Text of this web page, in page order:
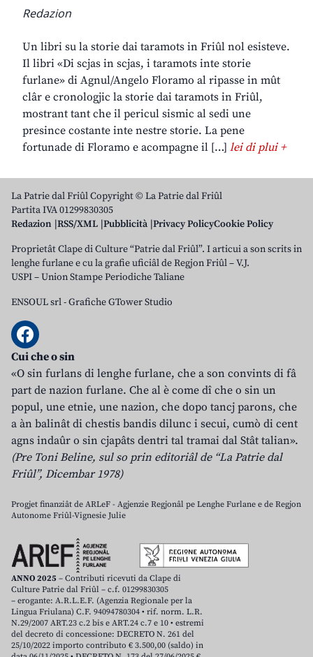
Redazion
Un libri su la storie dai taramots in Friûl nol esisteve.
Il libri «Di scjas in scjas, i taramots inte storie
furlane» di Agnul/Angelo Floramo al ripasse in mût
clâr e cronologjic la storie dai taramots in Friûl,
mostrant tant che il pericul sismic al sedi une
presince costante inte nestre storie. La pene
fortunade di Floramo e acompagne il […] lei di plui +
La Patrie dal Friûl Copyright © La Patrie dal Friûl
Partita IVA 01299830305
Redazion RSS/XML Pubblicità Privacy PolicyCookie Policy
Proprietât Clape di Culture “Patrie dal Friûl”. I articui a son scrits in
lenghe furlane e cu la grafie uficiâl de Regjon Friûl – V.J.
USPI – Union Stampe Periodiche Taliane
ENSOUL srl-Grafiche GTower Studio
Cui che o sin
«O sin furlans di lenghe furlane, che a son convints di fâ
part de nazion furlane. Che al è come dî che o sin un
popul, une etnie, une nazion, che dopo tancj parons, che
a àn balinât di chestis bandis dilunc i secui, cumò di cent
agns indaûr o sin cjapâts dentri tal tramai dal Stât talian».
(Pre Toni Beline, sul so prin editoriâl de “La Patrie dal
Friûl”, Dicembar 1978)
Progjet finanziât de ARLeF - Agjenzie Regjonâl pe Lenghe Furlane e de Regjon
Autonome Friûl-Vignesie Julie
ANNO 2025 – Contributi ricevuti da Clape di
Culture Patrie dal Friûl – c.f. 01299830305
– erogante: A.R.L.E.F. (Agenzia Regionale per la
Lingua Friulana) C.F. 94094780304 • rif. norm. L.R.
N.29/2007 ART.23 c.2 bis e ART.24 c.7 e 10 • estremi
del decreto di concessione: DECRETO N. 261 del
25/10/2022 importo contributo € 3.500,00 (saldo) in